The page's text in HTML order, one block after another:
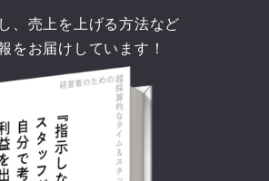
、売上を上げる方法など
をお届けしています！